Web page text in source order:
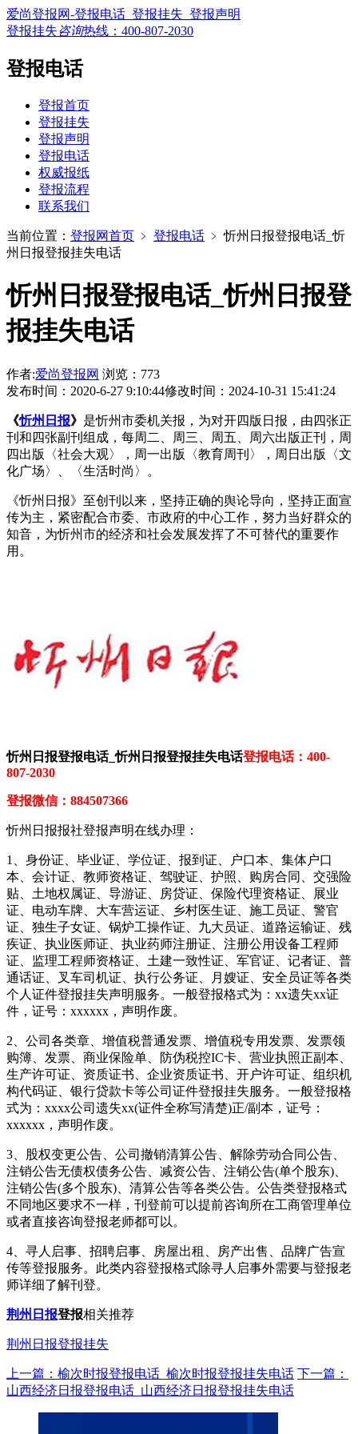
爱尚登报网-登报电话_登报挂失_登报声明
登报挂失咨询热线： 400-807-2030
登报电话
登报首页
登报挂失
登报声明
登报电话
权威报纸
登报流程
联系我们
当前位置： 登报网首页 ﹥ 登报电话 ﹥忻州日报登报电话_忻
州日报登报挂失电话
忻州日报登报电话_忻州日报登
报挂失电话
作者:爱尚登报网 浏览：773
发布时间：2020-6-27 9:10:44修改时间：2024-10-31 15:41:24
《忻州日报》 是忻州市委机关报，为对开四版日报，由四张正
刊和四张副刊组成，每周二、周三、周五、周六出版正刊，周
四出版〈社会大观〉，周一出版〈教育周刊〉，周日出版〈文
化广场〉、〈生活时尚〉。
《忻州日报》至创刊以来，坚持正确的舆论导向，坚持正面宣
传为主，紧密配合市委、市政府的中心工作，努力当好群众的
知音，为忻州市的经济和社会发展发挥了不可替代的重要作
用。
忻州日报登报电话_忻州日报登报挂失电话登报电话：400-
807-2030
登报微信：884507366
忻州日报报社登报声明在线办理：
1、身份证、毕业证、学位证、报到证、户口本、集体户口
本、会计证、教师资格证、驾驶证、护照、购房合同、交强险
贴、土地权属证、导游证、房贷证、保险代理资格证、展业
证、电动车牌、大车营运证、乡村医生证、施工员证、警官
证、独生子女证、锅炉工操作证、九大员证、道路运输证、残
疾证、执业医师证、执业药师注册证、注册公用设备工程师
证、监理工程师资格证、土建一致性证、军官证、记者证、普
通话证、叉车司机证、执行公务证、月嫂证、安全员证等各类
个人证件登报挂失声明服务。一般登报格式为：xx遗失xx证
件，证号：xxxxxx，声明作废。
2、公司各类章、增值税普通发票、增值税专用发票、发票领
购簿、发票、商业保险单、防伪税控IC卡、营业执照正副本、
生产许可证、资质证书、企业资质证书、开户许可证、组织机
构代码证、银行贷款卡等公司证件登报挂失服务。一般登报格
式为：xxxx公司遗失xx(证件全称写清楚)正/副本，证号：
xxxxxx，声明作废。
3、股权变更公告、公司撤销清算公告、解除劳动合同公告、
注销公告无债权债务公告、减资公告、注销公告(单个股东)、
注销公告(多个股东)、清算公告等各类公告。公告类登报格式
不同地区要求不一样，刊登前可以提前咨询所在工商管理单位
或者直接咨询登报老师都可以。
4、寻人启事、招聘启事、房屋出租、房产出售、品牌广告宣
传等登报服务。此类内容登报格式除寻人启事外需要与登报老
师详细了解刊登。
荆州日报登报相关推荐
荆州日报登报挂失
上一篇：榆次时报登报电话_榆次时报登报挂失电话 下一篇：
山西经济日报登报电话_山西经济日报登报挂失电话